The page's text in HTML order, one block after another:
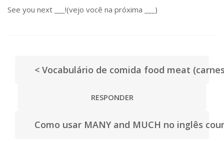
See you next ___!(vejo você na próxima ___)
< Vocabulário de comida food meat
RESPONDER
Como usar MANY and MUCH no inglês